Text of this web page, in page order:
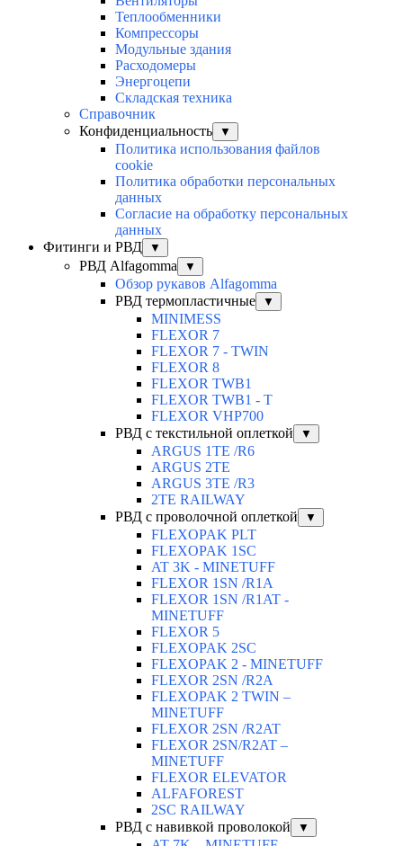
Теплообменники
Компрессоры
Модульные здания
Расходомеры
Энергоцепи
Складская техника
Справочник
Конфиденциальность
▼
Политика использования файлов
cookie
Политика обработки персональных
данных
Согласие на обработку персональных
данных
Фитинги и РВД
▼
РВД Alfagomma ▼
Обзор рукавов Alfagomma
РВД термопластичные
▼
MINIMESS
FLEXOR 7
FLEXOR 7 - TWIN
FLEXOR 8
FLEXOR TWB1
FLEXOR TWB1 - T
FLEXOR VHP700
РВД с текстильной оплеткой
▼
ARGUS 1TE /R6
ARGUS 2TЕ
ARGUS 3TE /R3
2TE RAILWAY
РВД с проволочной оплеткой
▼
FLEXOPAK PLT
FLEXOPAK 1SС
AT 3K - MINETUFF
FLEXOR 1SN /R1A
FLEXOR 1SN /R1AT -
MINETUFF
FLEXOR 5
FLEXOPAK 2SС
FLEXOPAK 2 - MINETUFF
FLEXOR 2SN /R2A
FLEXOPAK 2 TWIN –
MINETUFF
FLEXOR 2SN /R2AT
FLEXOR 2SN/R2AT –
MINETUFF
FLEXOR ELEVATOR
ALFAFOREST
2SC RAILWAY
РВД с навивкой проволокой
▼